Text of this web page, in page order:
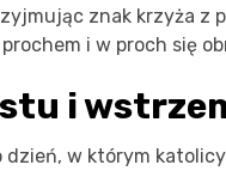
znak krzyża z
i w proch się
i
dzień, w którym